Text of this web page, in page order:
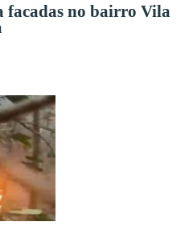
facadas no bairro Vila